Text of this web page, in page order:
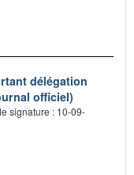
délégation
officiel)
signature : 10-09-